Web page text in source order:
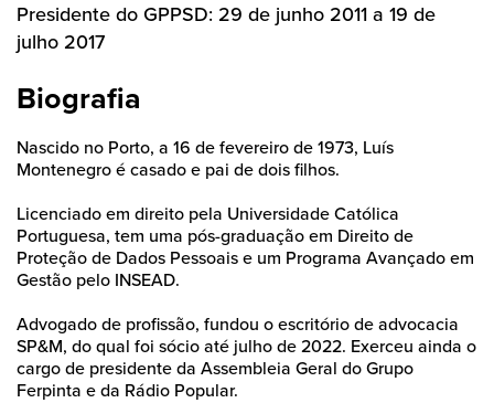
Presidente do GPPSD: 29 de junho 2011 a 19 de
julho 2017
Biografia
Nascido no Porto, a 16 de fevereiro de 1973, Luís
Montenegro é casado e pai de dois filhos.
Licenciado em direito pela Universidade Católica
Portuguesa, tem uma pós-graduação em Direito de
Proteção de Dados Pessoais e um Programa Avançado em
Gestão pelo INSEAD.
Advogado de profissão, fundou o escritório de advocacia
SP&M, do qual foi sócio até julho de 2022. Exerceu ainda o
cargo de presidente da Assembleia Geral do Grupo
Ferpinta e da Rádio Popular.